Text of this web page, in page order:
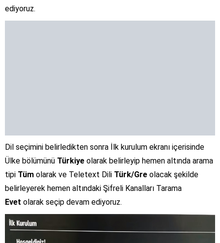
ediyoruz.
Dil seçimini belirledikten sonra İlk kurulum ekranı içerisinde
Ülke bölümünü Türkiye olarak belirleyip hemen altında arama
tipi Tüm olarak ve Teletext Dili Türk/Gre olacak şekilde
belirleyerek hemen altındaki Şifreli Kanalları Tarama
Evet olarak seçip devam ediyoruz.